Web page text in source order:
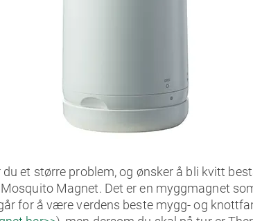
du et større problem, og ønsker å bli kvitt
Magnet. Det er en myggmagnet
for å være verdens beste mygg- og